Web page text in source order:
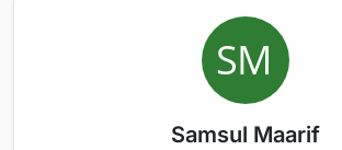
Samsul Maarif